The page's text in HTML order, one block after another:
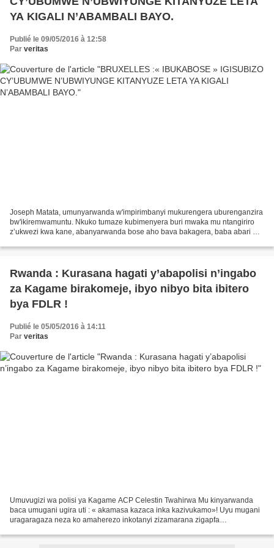
YA KIGALI N’ABAMBALI BAYO.
Publié le 09/05/2016 à 12:58
Par veritas
Joseph Matata, umunyarwanda w'impirimbanyi mukurengera uburenganzira
bw'ikiremwamuntu. Nkuko tumaze kubimenyera buri mwaka mu ntangiriro
z’ukwezi kwa kane, abanyarwanda bose aho bava bakagera, baba abari mu
Rwanda : Kurasana hagati y’abapolisi n’ingabo
za Kagame birakomeje, ibyo nibyo bita ibitero
bya FDLR !
Publié le 05/05/2016 à 14:11
Par veritas
Umuvugizi wa polisi ya Kagame ACP Celestin Twahirwa Mu kinyarwanda
baca umugani ugira uti : « akamasa kazaca inka kazivukamo»! Uyu mugani
uragaragaza neza ko amaherezo inkotanyi zizamarana zigapfa